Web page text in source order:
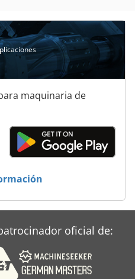
maquinaria de
oficial de: